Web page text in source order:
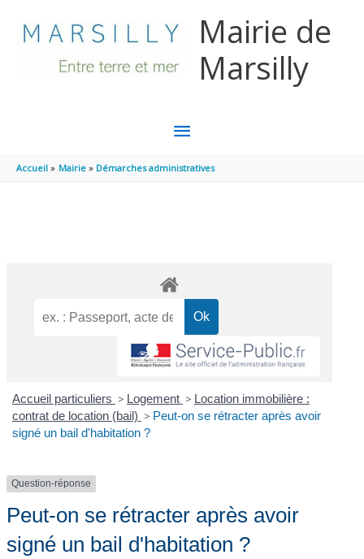
Mairie de
Marsilly
MENU
PRINCIPAL
Accueil Mairie Démarches administratives
Accueil particuliers > Logement > Location immobilière :
contrat de location (bail) > Peut-on se rétracter après avoir
signé un bail d'habitation ?
Question-réponse
Peut-on se rétracter après avoir
signé un bail d'habitation ?